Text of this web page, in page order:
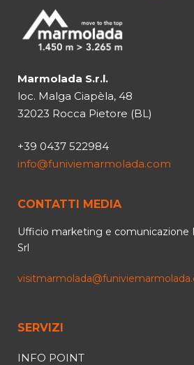
Marmolada S.r.l.
loc. Malga Ciapèla, 48
32023 Rocca Pietore (BL)
+39 0437 522984
info@funiviemarmolada.com
CONTATTI MEDIA
Ufficio marketing e comunicazione
Srl
SERVIZI
INFO POINT